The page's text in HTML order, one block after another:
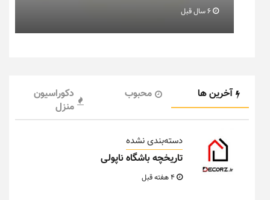
6 سال قبل
آخرین ها محبوب
دکوراسیون
منزل
دسته‌بندی نشده
تاریخچه باشگاه ناپولی